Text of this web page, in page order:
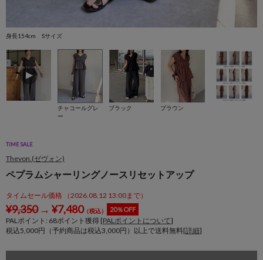
身長154cm Sサイズ
チャコールグレ
ー
ブラック ブラウン
TIME SALE
Thevon.(ゼヴォン)
ペプラムシャーリングノースリセットアップ
タイムセール価格 （2026.08.12 13:00まで）
¥9,350→ ¥7,480（税込） 20％OFF
PALポイント: 68ポイント獲得 [PALポイントについて]
税込5,000円（予約商品は税込3,000円）以上で送料無料[詳細]